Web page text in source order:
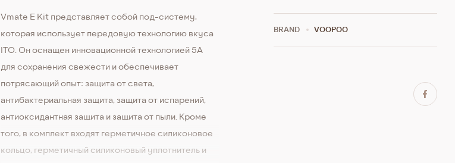
Vmate E Kit представляет собой под-систему,
которая использует передовую технологию вкуса
ITO. Он оснащен инновационной технологией 5A
для сохранения свежести и обеспечивает
потрясающий опыт: защита от света,
антибактериальная защита, защита от испарений,
антиоксидантная защита и защита от пыли. Кроме
того, в комплект входят герметичное силиконовое
кольцо, герметичный силиконовый уплотнитель и
BRAND VOOPOO